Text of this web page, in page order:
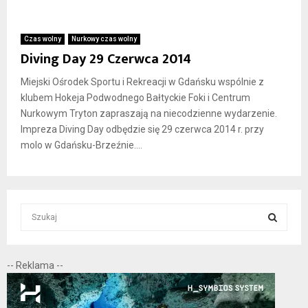
Czas wolny Nurkowy czas wolny
Diving Day 29 Czerwca 2014
Miejski Ośrodek Sportu i Rekreacji w Gdańsku wspólnie z
klubem Hokeja Podwodnego Bałtyckie Foki i Centrum
Nurkowym Tryton zapraszają na niecodzienne wydarzenie.
Impreza Diving Day odbędzie się 29 czerwca 2014 r. przy
molo w Gdańsku-Brzeźnie....
c
h
f
E
A
-- Reklama --